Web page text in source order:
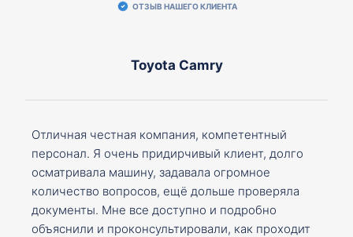
ОТЗЫВ НАШЕГО КЛИЕНТА
Toyota Camry
Отличная честная компания, компетентный
персонал. Я очень придирчивый клиент, долго
осматривала машину, задавала огромное
количество вопросов, ещё дольше проверяла
документы. Мне все доступно и подробно
объяснили и проконсультировали, как проходит